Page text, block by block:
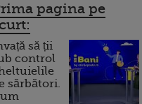
pagina pe
să ții
control
sărbători.